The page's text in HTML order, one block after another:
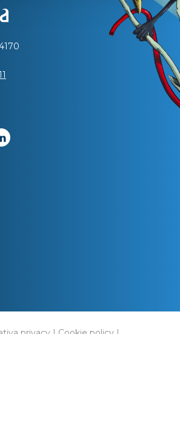
privacy | Cookie policy |